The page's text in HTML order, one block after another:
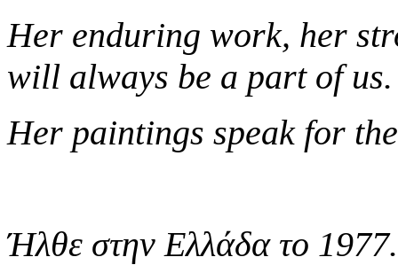
Her enduring work, her
will always be a part of us.
Her paintings speak for
Ήλθε στην Ελλάδα το